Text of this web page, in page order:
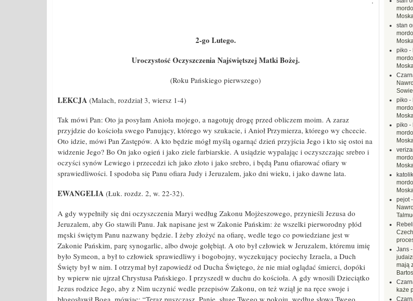
2-go Lutego.
Uroczystość Oczyszczenia Najświętszej Matki Bożej.
(Roku Pańskiego pierwszego)
LEKCJA (Malach, rozdział 3, wiersz 1-4)
Tak mówi Pan: Oto ja posyłam Anioła mojego, a nagotuję drogę przed obliczem moim. A zaraz
przyjdzie do kościoła swego Panujący, którego wy szukacie, i Anioł Przymierza, którego wy chcecie.
Oto idzie, mówi Pan Zastępów. A kto będzie mógł myślą ogarnąć dzień przyjścia Jego i kto się ostoi na
widzenie Jego? Bo On jako ogień i jako ziele farbiarskie. A usiądzie wypalając i oczyszczając srebro i
oczyści synów Lewiego i przecedzi ich jako złoto i jako srebro, i będą Panu ofiarować ofiary w
sprawiedliwości. I spodoba się Panu ofiara Judy i Jeruzalem, jako dni wieku, i jako dawne lata.
EWANGELIA (Łuk. rozdz. 2, w. 22-32).
A gdy wypełniły się dni oczyszczenia Maryi według Zakonu Mojżeszowego, przynieśli Jezusa do
Jeruzalem, aby Go stawili Panu. Jak napisane jest w Zakonie Pańskim: że wszelki pierworodny płód
męski świętym Panu nazwany będzie. I żeby złożyć na ofiarę, wedle tego co powiedziane jest w
Zakonie Pańskim, parę synogarlic, albo dwoje gołębiąt. A oto był człowiek w Jeruzalem, któremu imię
było Symeon, a był to człowiek sprawiedliwy i bogobojny, wyczekujący pociechy Izraela, a Duch
Święty był w nim. I otrzymał był zapowiedź od Ducha Świętego, że nie miał oglądać śmierci, dopóki
by wpierw nie ujrzał Chrystusa Pańskiego. I przyszedł w duchu do kościoła. A gdy wnosili Dzieciątko
Jezus rodzice Jego, aby z Nim uczynić wedle przepisów Zakonu, on też wziął je na ręce swoje i
błogosławił Boga, mówiąc: “Teraz puszczasz, Panie, sługę Twego w pokoju, według słowa Twego.
stan
piko -
piko -
piko -
katolik
pejot-
Jans -
mają
każe